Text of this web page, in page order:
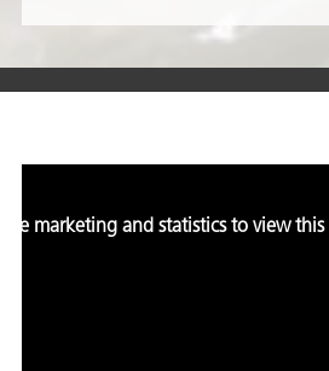
marketing and statistics to view